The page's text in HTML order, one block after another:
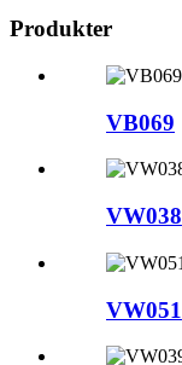
Produkter
VB069
VW038
VW051